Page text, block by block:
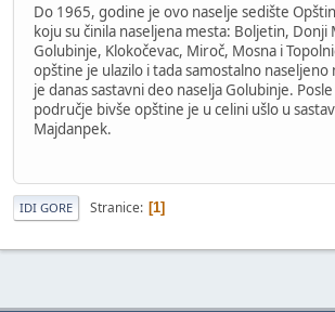
Do 1965, godine je ovo naselje sedište
koju su činila naseljena mesta: Boljetin, Donji
Golubinje, Klokočevac, Miroč, Mosna i
opštine je ulazilo i tada samostalno naseljeno
je danas sastavni deo naselja Golubinje.
područje bivše opštine je u celini ušlo u
Majdanpek.
IDI GORE Stranice 1